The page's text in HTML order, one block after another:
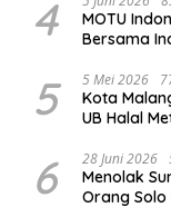
4
MOTU
Bersama
5 5 Mei 2026
Kota
UB Halal
6 28 Juni 2026
Menolak
Orang Solo